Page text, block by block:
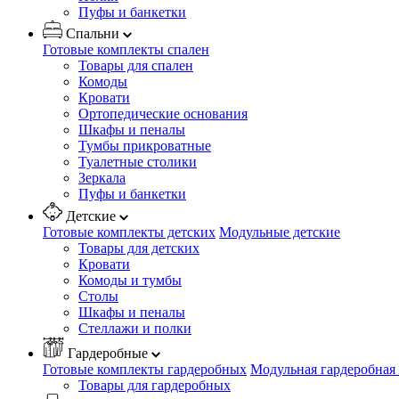
Пуфы и банкетки
Спальни
Готовые комплекты спален
Товары для спален
Комоды
Кровати
Ортопедические основания
Шкафы и пеналы
Тумбы прикроватные
Туалетные столики
Зеркала
Пуфы и банкетки
Детские
Готовые комплекты детских Модульные детские
Товары для детских
Кровати
Комоды и тумбы
Столы
Шкафы и пеналы
Стеллажи и полки
Гардеробные
Готовые комплекты гардеробных Модульная
Товары для гардеробных